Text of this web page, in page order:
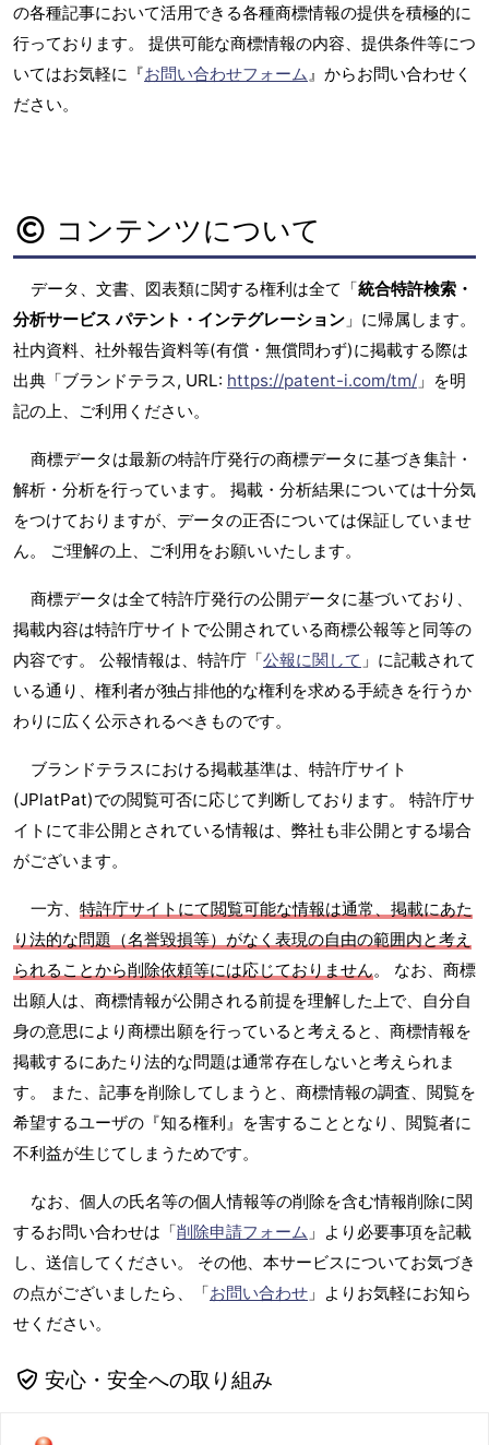
の各種記事において活用できる各種商標情報の提供を積極的に
行っております。 提供可能な商標情報の内容、提供条件等につ
いてはお気軽に『お問い合わせフォーム』からお問い合わせく
ださい。
コンテンツについて
データ、文書、図表類に関する権利は全て「統合特許検索・
分析サービス パテント・インテグレーション 」に帰属します。
社内資料、社外報告資料等(有償・無償問わず)に掲載する際は
出典「ブランドテラス, URL: https://patent-i.com/tm/ 」を明
記の上、ご利用ください。
商標データは最新の特許庁発行の商標データに基づき集計・
解析・分析を行っています。 掲載・分析結果については十分気
をつけておりますが、データの正否については保証していませ
ん。 ご理解の上、ご利用をお願いいたします。
商標データは全て特許庁発行の公開データに基づいており、
掲載内容は特許庁サイトで公開されている商標公報等と同等の
内容です。 公報情報は、特許庁「公報に関して 」に記載されて
いる通り、権利者が独占排他的な権利を求める手続きを行うか
わりに広く公示されるべきものです。
ブランドテラスにおける掲載基準は、特許庁サイト
(JPlatPat)での閲覧可否に応じて判断しております。 特許庁サ
イトにて非公開とされている情報は、弊社も非公開とする場合
がございます。
一方、 特許庁サイトにて閲覧可能な情報は通常、掲載にあた
り法的な問題（名誉毀損等）がなく表現の自由の範囲内と考え
られることから削除依頼等には応じておりません。 なお、商標
出願人は、商標情報が公開される前提を理解した上で、自分自
身の意思により商標出願を行っていると考えると、商標情報を
掲載するにあたり法的な問題は通常存在しないと考えられま
す。 また、記事を削除してしまうと、商標情報の調査、閲覧を
希望するユーザの『知る権利』を害することとなり、閲覧者に
不利益が生じてしまうためです。
なお、個人の氏名等の個人情報等の削除を含む情報削除に関
するお問い合わせは「削除申請フォーム 」より必要事項を記載
し、送信してください。 その他、本サービスについてお気づき
の点がございましたら、「お問い合わせ 」よりお気軽にお知ら
せください。
安心・安全への取り組み